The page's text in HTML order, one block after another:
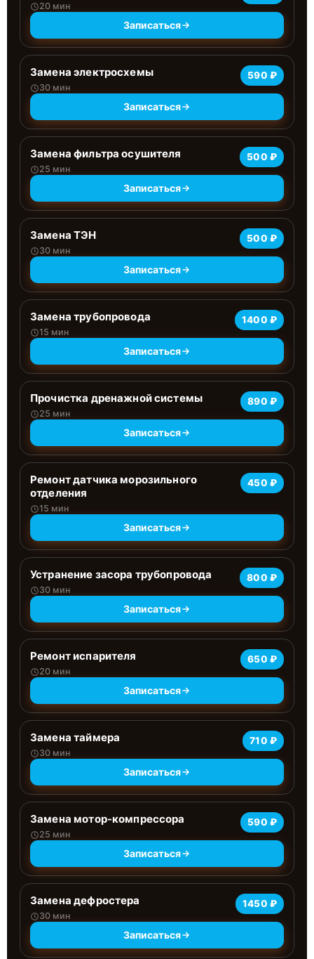
20 мин
Записаться
Замена электросхемы
30 мин
590 ₽
Записаться
Замена фильтра осушителя
25 мин
500 ₽
Записаться
Замена ТЭН
30 мин
500 ₽
Записаться
Замена трубопровода
15 мин
1400 ₽
Записаться
Прочистка дренажной системы
25 мин
890 ₽
Записаться
Ремонт датчика морозильного
отделения
15 мин
450 ₽
Записаться
Устранение засора трубопровода
30 мин
800 ₽
Записаться
Ремонт испарителя
20 мин
650 ₽
Записаться
Замена таймера
30 мин
710 ₽
Записаться
Замена мотор-компрессора
25 мин
590 ₽
Записаться
Замена дефростера
30 мин
1450 ₽
Записаться